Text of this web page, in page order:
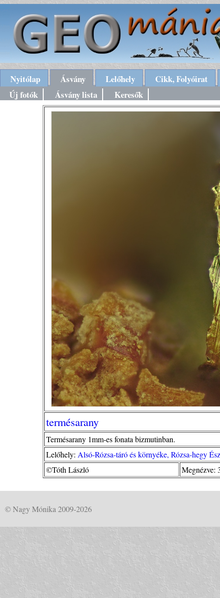
Nyitólap Ásvány Lelőhely
Cikk, Folyóirat
Új fotók
Ásvány lista Keresők
termésarany
Termésarany 1mm-es fonata bizmutinban.
Lelőhely: Alsó-Rózsa-táró és környéke, Rózsa-hegy
©Tóth László
Megnézve:
© Nagy Mónika 2009-2026